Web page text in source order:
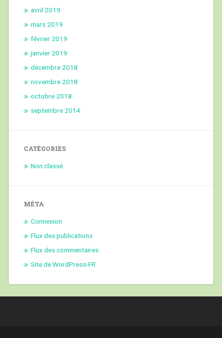
avril 2019
mars 2019
février 2019
janvier 2019
décembre 2018
novembre 2018
octobre 2018
septembre 2014
CATÉGORIES
Non classé
MÉTA
Connexion
Flux des publications
Flux des commentaires
Site de WordPress-FR